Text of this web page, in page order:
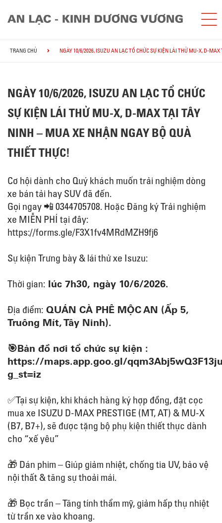
TRANG CHỦ NGÀY 10/6/2026, ISUZU AN LẠC TỔ CHỨC SỰ KIỆN LÁI THỬ MU-X, D-
NGÀY 10/6/2026, ISUZU AN LẠC TỔ CHỨC
SỰ KIỆN LÁI THỬ MU-X, D-MAX TẠI TÂY
NINH – MUA XE NHẬN NGAY BỘ QUÀ
THIẾT THỰC!
Cơ hội dành cho Quý khách muốn trải nghiệm dòng
xe bán tải hay SUV đã đến.
Gọi ngay 📲 0344705708. Hoặc Đăng ký Trải nghiệm
xe MIỄN PHÍ tại đây:
https://forms.gle/F3X1fv4MRdMZH9fj6
Sự kiện Trưng bày & lái thử xe Isuzu:
Thời gian: lúc 7h30, ngày 10/6/2026.
Địa điểm: QUÁN CÀ PHÊ MỘC AN (Ấp 5,
Truông Mít, Tây Ninh).
🎯Bản đồ nơi tổ chức sự kiện :
https://maps.app.goo.gl/
g_st=iz
✅Tại sự kiện, khi khách hàng ký hợp đồng, đặt cọc
mua xe ISUZU D-MAX PRESTIGE (MT, AT) & MU-X
(B7, B7+), sẽ được tặng bộ phụ kiện thiết thực dành
cho “xế yêu”
🎁 Dán phim – Giúp giảm nhiệt, chống tia UV, bảo vệ
nội thất & tăng sự thoải mái.
🎁 Bọc trần – Tăng tính thẩm mỹ, giảm hấp thụ nhiệt
từ trần xe vào khoang.